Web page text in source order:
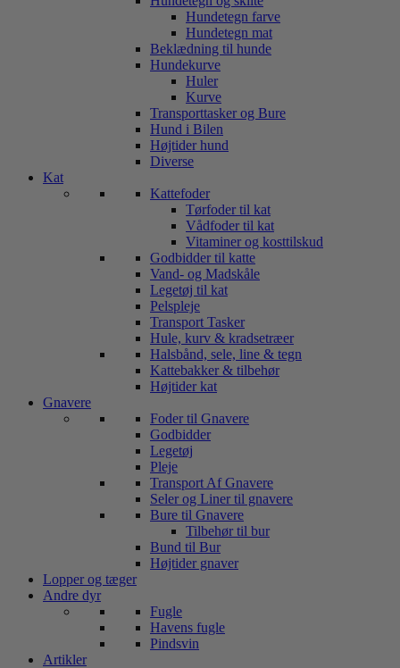
Hundetegn farve
Hundetegn mat
Beklædning til hunde
Hundekurve
Huler
Kurve
Transporttasker og Bure
Hund i Bilen
Højtider hund
Diverse
Kat
Kattefoder
Tørfoder til kat
Vådfoder til kat
Vitaminer og kosttilskud
Godbidder til katte
Vand- og Madskåle
Legetøj til kat
Pelspleje
Transport Tasker
Hule, kurv & kradsetræer
Halsbånd, sele, line & tegn
Kattebakker & tilbehør
Højtider kat
Gnavere
Foder til Gnavere
Godbidder
Legetøj
Pleje
Transport Af Gnavere
Seler og Liner til gnavere
Bure til Gnavere
Tilbehør til bur
Bund til Bur
Højtider gnaver
Lopper og tæger
Andre dyr
Fugle
Havens fugle
Pindsvin
Artikler